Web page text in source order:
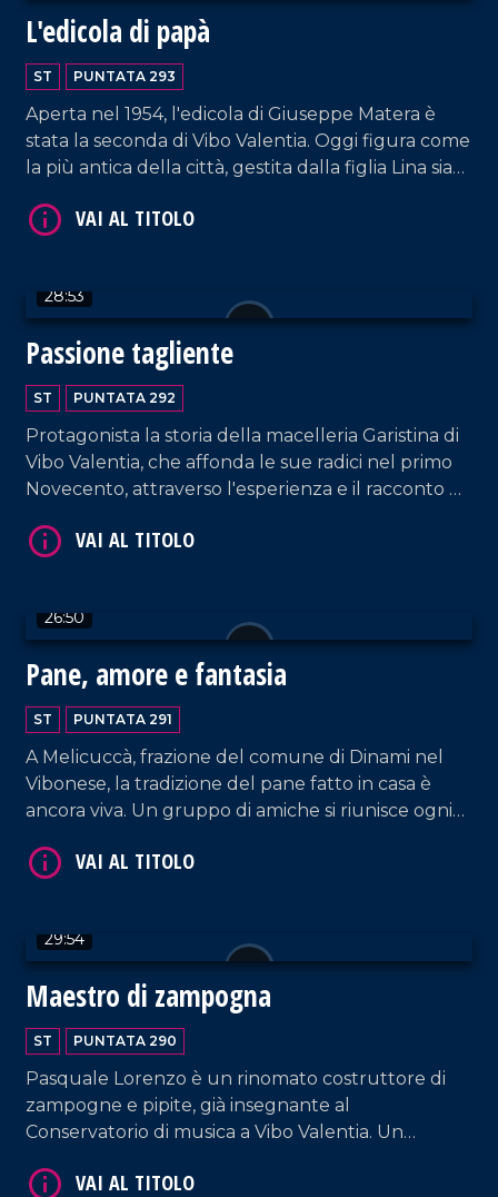
L'edicola di papà
ST PUNTATA 293
Aperta nel 1954, l'edicola di Giuseppe Matera è
stata la seconda di Vibo Valentia. Oggi figura come
la più antica della città, gestita dalla figlia Lina sia
preservare la memoria e l'impegno di Giuseppe.
28:53
Passione tagliente
ST PUNTATA 292
Protagonista la storia della macelleria Garistina di
Vibo Valentia, che affonda le sue radici nel primo
Novecento, attraverso l'esperienza e il racconto di
26:50
Pane, amore e fantasia
ST PUNTATA 291
A Melicuccà, frazione del comune di Dinami nel
Vibonese, la tradizione del pane fatto in casa è
ancora viva. Un gruppo di amiche si riunisce ogni
lievito madre, lo stesso utilizzato dalle loro nonne
stessa cura e affetto di un figlio.
29:54
Maestro di zampogna
ST PUNTATA 290
Pasquale Lorenzo è un rinomato costruttore di
zampogne e pipite, già insegnante al
Conservatorio di musica a Vibo Valentia. Un
Crudo, un anziano zampognaro di Rombiolo, che
VAI AL TITOLO
VAI AL TITOLO
VAI AL TITOLO
VAI AL TITOLO
VAI AL TITOLO